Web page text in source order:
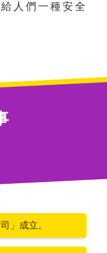
人們一種安全
」成立。